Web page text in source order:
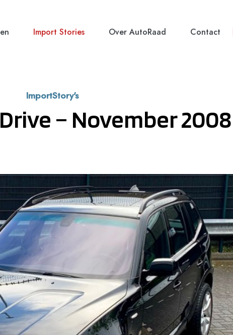
Import Stories Over AutoRaad Contact
ImportStory's
– November 2008